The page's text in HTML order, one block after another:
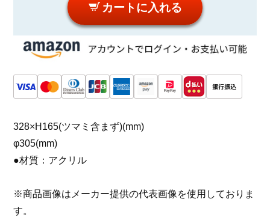
カートに入れる
328×H165(ツマミ含まず)(mm)
φ305(mm)
●材質：アクリル
※商品画像はメーカー提供の代表画像を使用しておりま
す。